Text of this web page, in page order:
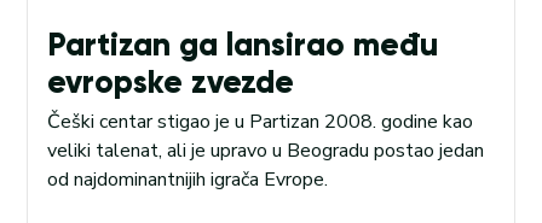
Partizan ga lansirao među
evropske zvezde
Češki centar stigao je u Partizan 2008. godine kao
veliki talenat, ali je upravo u Beogradu postao jedan
od najdominantnijih igrača Evrope.